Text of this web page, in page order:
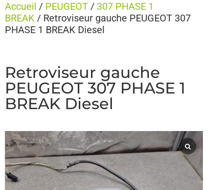
Accueil / PEUGEOT / 307 PHASE 1
BREAK / Retroviseur gauche PEUGEOT 307
PHASE 1 BREAK Diesel
Retroviseur gauche
PEUGEOT 307 PHASE 1
BREAK Diesel